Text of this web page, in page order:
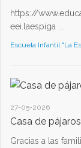
https://
eei.laespiga ...
Escuela Infantil "La
27-05-2026
Casa de pájaros
Gracias a las